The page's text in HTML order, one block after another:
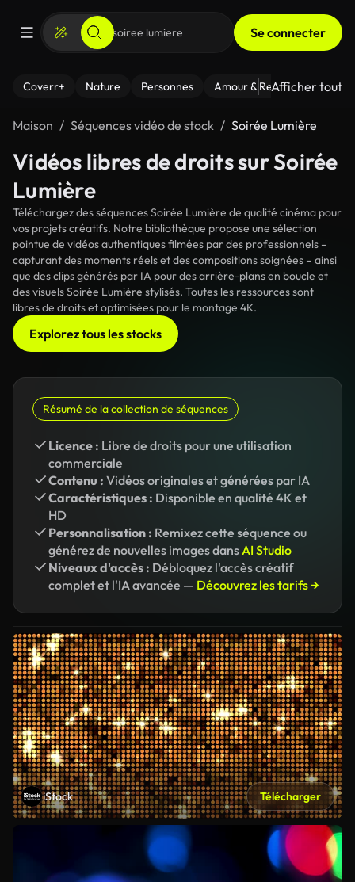
Se connecter
Coverr+ Nature Personnes Amour & Relations Le
Afficher tout
Maison Séquences vidéo de stock Soirée Lumière
Vidéos libres de droits sur Soirée
Lumière
Téléchargez des séquences Soirée Lumière de qualité cinéma pour
vos projets créatifs. Notre bibliothèque propose une sélection
pointue de vidéos authentiques filmées par des professionnels –
capturant des moments réels et des compositions soignées – ainsi
que des clips générés par IA pour des arrière-plans en boucle et
des visuels Soirée Lumière stylisés. Toutes les ressources sont
libres de droits et optimisées pour le montage 4K.
Explorez tous les stocks
Résumé de la collection de séquences
Licence : Libre de droits pour une utilisation
commerciale
Contenu : Vidéos originales et générées par IA
Caractéristiques : Disponible en qualité 4K et
HD
Personnalisation : Remixez cette séquence ou
générez de nouvelles images dansAI Studio
Niveaux d'accès : Débloquez l'accès créatif
complet et l'IA avancée — Découvrez les tarifs →
iStock Télécharger